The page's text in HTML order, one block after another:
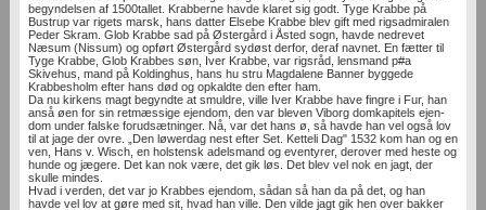
begyndelsen af 1500tallet. Krabberne havde klaret sig godt. Tyge Krabbe på
Bustrup var rigets marsk, hans datter Elsebe Krabbe blev gift med rigsadmiralen
Peder Skram. Glob Krabbe sad på Østergård i Åsted sogn, havde nedrevet
Næsum (Nissum) og opført Østergård sydøst derfor, deraf navnet. En fætter til
Tyge Krabbe, Glob Krabbes søn, Iver Krabbe, var rigsråd, lensmand p#a
Skivehus, mand på Koldinghus, hans hu­ stru Magdalene Banner byggede
Krabbesholm efter hans død og opkaldte den efter ham.
Da nu kirkens magt begyndte at smuldre, ville Iver Krabbe have fingre i Fur, han
anså øen for sin retmæssige ejendom, den var bleven Viborg domkapitels ejen­
dom under falske forudsætninger. Nå, var det hans ø, så havde han vel også lov
til at jage der­ ovre. „Den løwerdag nest efter Set. Ketteli Dag" 1532 kom han og en
ven, Hans v. Wisch, en holstensk adelsmand og eventyrer, derover med heste og
hunde og jægere. Det kan nok være, det gik løs. Det blev vel nok en jagt, der
skulle mindes.
Hvad i verden, det var jo Krabbes ejendom, sådan så han da på det, og han
havde vel lov at gøre med sit, hvad han ville. Den vilde jagt gik hen over bakker